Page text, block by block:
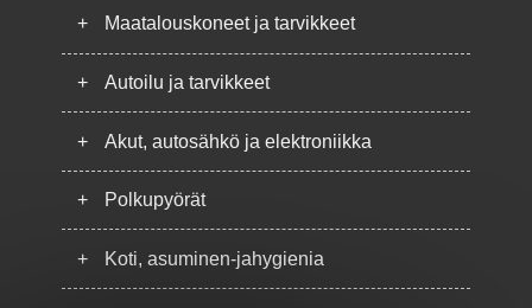
+ Maatalouskoneet ja tarvikkeet
+ Autoilu ja tarvikkeet
+ Akut, autosähkö ja elektroniikka
+ Polkupyörät
+ Koti, asuminen-jahygienia